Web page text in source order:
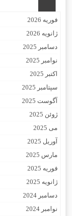
فوریه 2026
ژانویه 2026
دسامبر 2025
نوامبر 2025
اکتبر 2025
سپتامبر 2025
آگوست 2025
ژوئن 2025
می 2025
آوریل 2025
مارس 2025
فوریه 2025
ژانویه 2025
دسامبر 2024
نوامبر 2024